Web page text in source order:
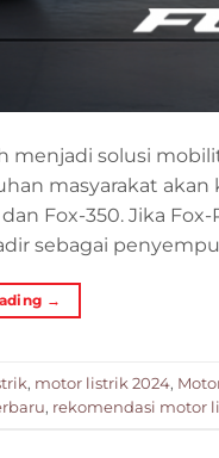
solusi
masyarakat akan
Fox-350. Jika
sebagai
→
, motor listrik 2024,
, rekomendasi motor